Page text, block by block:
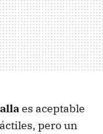
es aceptable
pero un